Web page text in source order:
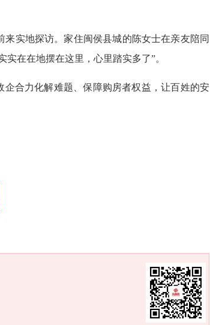
实地探访。家住闽侯县城的陈女士在亲友陪同
在在地摆在这里，心里踏实多了”。
合力化解难题、保障购房者权益，让百姓的安